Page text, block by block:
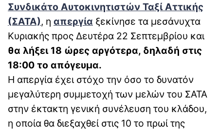
Συνδικάτο Αυτοκινητιστών Ταξί Αττικής
(ΣΑΤΑ), η απεργία ξεκίνησε τα μεσάνυχτα
Κυριακής προς Δευτέρα 22 Σεπτεμβρίου και
θα λήξει 18 ώρες αργότερα, δηλαδή στις
18:00 το απόγευμα.
Η απεργία έχει στόχο την όσο το δυνατόν
μεγαλύτερη συμμετοχή των μελών του ΣΑΤΑ
στην έκτακτη γενική συνέλευση του κλάδου,
η οποία θα διεξαχθεί στις 10 το πρωί της